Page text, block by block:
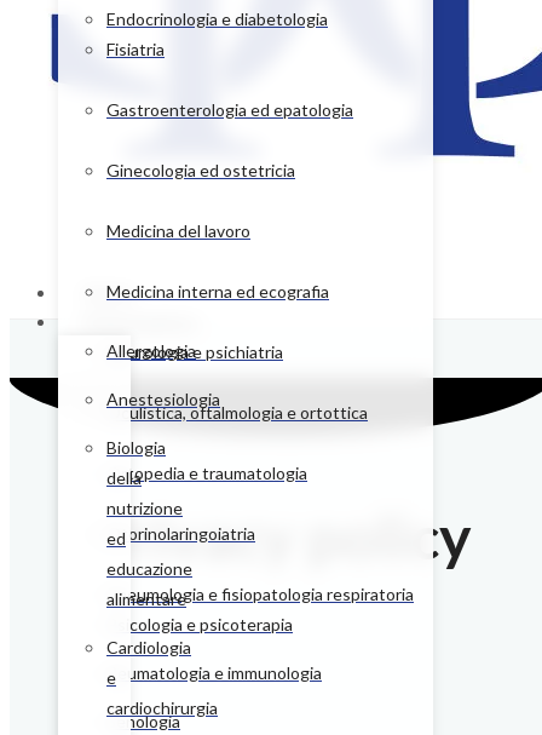
Endocrinologia e diabetologia
Fisiatria
Gastroenterologia ed epatologia
Ginecologia ed ostetricia
Medicina del lavoro
Medicina interna ed ecografia
Neurologia e psichiatria
Oculistica, oftalmologia e ortottica
Ortopedia e traumatologia
Otorinolaringoiatria
Pneumologia e fisiopatologia respiratoria
Psicologia e psicoterapia
Reumatologia e immunologia
Senologia
Home
Allergologia
Anestesiologia
Biologia
della
nutrizione
ed
educazione
alimentare
Cardiologia
e
cardiochirurgia
Privacy policy